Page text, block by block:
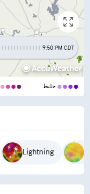
9:50 PM CDT
خليط
Lightning